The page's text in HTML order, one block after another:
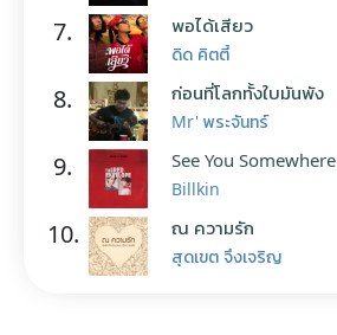
7. พอได้เสียว
ดิด คิตตี้
8. ก่อนที่โลกทั้งใบมันพัง
Mr' พระจันทร์
9. See You Somewhere
Billkin
10. ณ ความรัก
สุดเขต จึงเจริญ